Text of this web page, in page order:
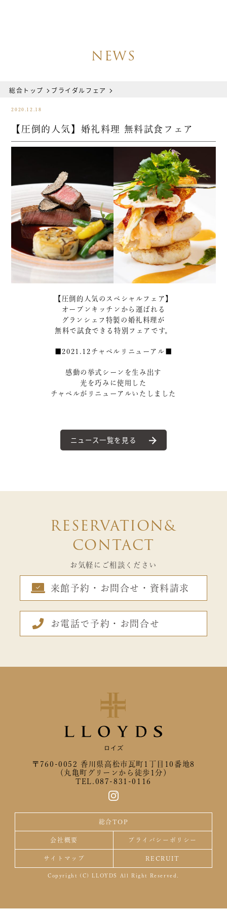
NEWS
総合トップ ブライダルフェア
2020.12.18
【圧倒的人気】婚礼料理 無料試食フェア
【圧倒的人気のスペシャルフェア】
オープンキッチンから運ばれる
グランシェフ特製の婚礼料理が
無料で試食できる特別フェアです。
■2021.12チャペルリニューアル■
感動の挙式シーンを生み出す
光を巧みに使用した
チャペルがリニューアルいたしました
ニュース一覧を見る
RESERVATION&
CONTACT
お気軽にご相談ください
来館予約・お問合せ・資料請求
お電話で予約・お問合せ
ロイズ
〒760-0052 香川県高松市瓦町1丁目10番地8
（丸亀町グリーンから徒歩1分）
TEL.087-831-0116
総合TOP
会社概要 プライバシーポリシー
サイトマップ RECRUIT
Copyright (C) LLOYDS All Right Reserved.